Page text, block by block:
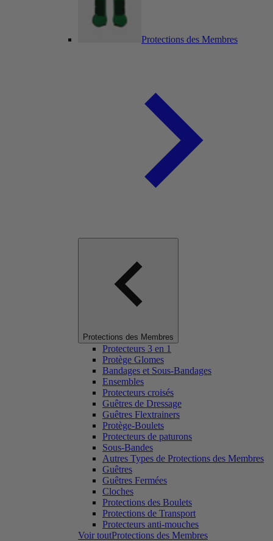
Protections des Membres
Protections des Membres
Protecteurs 3 en 1
Protège Glomes
Bandages et Sous-Bandages
Ensembles
Protecteurs croisés
Guêtres de Dressage
Guêtres Flextrainers
Protège-Boulets
Protecteurs de paturons
Sous-Bandes
Autres Types de Protections des Membres
Guêtres
Guêtres Fermées
Cloches
Protections des Boulets
Protections de Transport
Protecteurs anti-mouches
Voir toutProtections des Membres